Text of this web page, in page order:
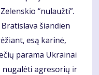
“nulaužti”.
šiandien
esą karinė,
parama Ukrainai
nugalėti agresorių ir